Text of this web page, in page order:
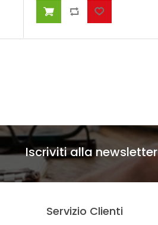
Iscriviti alla newsletter
Servizio Clienti